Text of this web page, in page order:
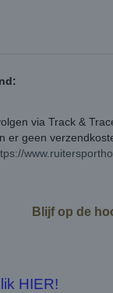
via Track &
er geen
Blijf op de
HIER!